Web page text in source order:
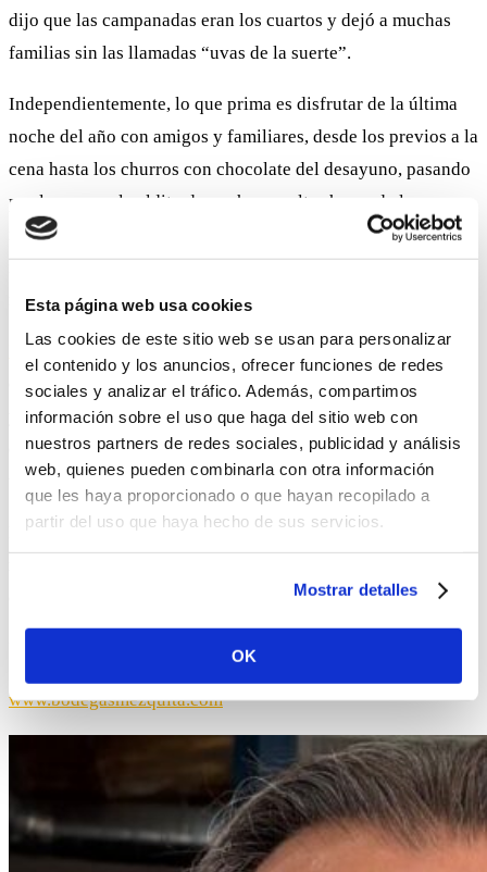
Esta página web usa cookies
Las cookies de este sitio web se usan para personalizar
el contenido y los anuncios, ofrecer funciones de redes
sociales y analizar el tráfico. Además, compartimos
información sobre el uso que haga del sitio web con
nuestros partners de redes sociales, publicidad y análisis
web, quienes pueden combinarla con otra información
que les haya proporcionado o que hayan recopilado a
partir del uso que haya hecho de sus servicios.
Mostrar detalles
OK
dijo que las campanadas eran los cuartos y dejó a muchas
familias sin las llamadas “uvas de la suerte”.
Independientemente, lo que prima es disfrutar de la última
noche del año con amigos y familiares, desde los previos a la
cena hasta los churros con chocolate del desayuno, pasando
por las uvas, el caldito de puchero a altas horas de la
madrugada, las bolsas de cotillón, matasuegras… Por esta
razón os invitamos a comenzar esta noche tan especial con
nosotros.
Para la Nochevieja hemos preparado un menú muy especial
como no podía ser de otra manera, con lo mejor de cada casa
y los mejores deseos de nuestro chef que lo ha creado para la
ocasión. Puedes encontrarlo en este enlace. Aún estás a
tiempo dereservar tu plaza.
Desde Bodegas Mezquita queremos transmitirte nuestros
oportunidades y retos a afrontar con ilusión.
www.bodegasmezquita.com